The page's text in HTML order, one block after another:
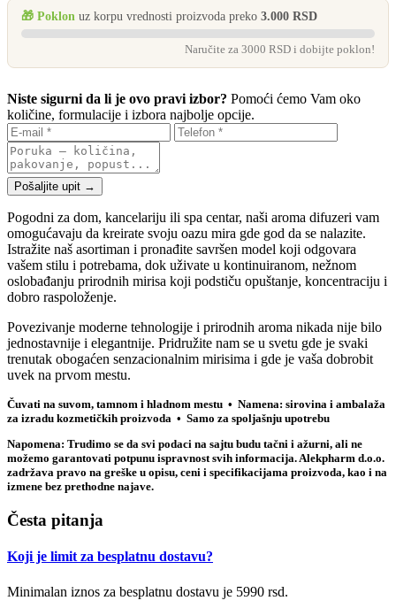
🎁 Poklon uz korpu vrednosti proizvoda preko 3.000 RSD
Naručite za 3000 RSD i dobijte poklon!
Niste sigurni da li je ovo pravi izbor? Pomoći ćemo Vam oko
količine, formulacije i izbora najbolje opcije.
Pošaljite upit →
Pogodni za dom, kancelariju ili spa centar, naši aroma difuzeri vam
omogućavaju da kreirate svoju oazu mira gde god da se nalazite.
Istražite naš asortiman i pronađite savršen model koji odgovara
vašem stilu i potrebama, dok uživate u kontinuiranom, nežnom
oslobađanju prirodnih mirisa koji podstiču opuštanje, koncentraciju i
dobro raspoloženje.
Povezivanje moderne tehnologije i prirodnih aroma nikada nije bilo
jednostavnije i elegantnije. Pridružite nam se u svetu gde je svaki
trenutak obogaćen senzacionalnim mirisima i gde je vaša dobrobit
uvek na prvom mestu.
Čuvati na suvom, tamnom i hladnom mestu • Namena: sirovina i ambalaža
za izradu kozmetičkih proizvoda • Samo za spoljašnju upotrebu
Napomena: Trudimo se da svi podaci na sajtu budu tačni i ažurni, ali ne
možemo garantovati potpunu ispravnost svih informacija. Alekpharm d.o.o.
zadržava pravo na greške u opisu, ceni i specifikacijama proizvoda, kao i na
izmene bez prethodne najave.
Česta pitanja
Koji je limit za besplatnu dostavu?
Minimalan iznos za besplatnu dostavu je 5990 rsd.